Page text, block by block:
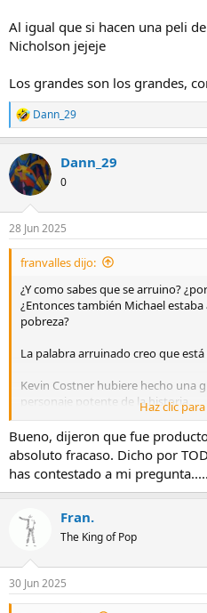
Al igual que si hacen una peli
Nicholson jejeje
Los grandes son los grandes,
R
e
c
c
i
e
s
Dann_29
Dann_29
0
28 Jun 2025
franvalles dijo:
¿Y como sabes que se arruino?
¿Entonces también Michael
pobreza?
La palabra arruinado creo que
Kevin Costner hubiere hecho una
personaje potente de la historia.
Al igual que si hacen una peli de
jejeje
Los grandes son los grandes, como
Haz clic
Bueno, dijeron que fue
absoluto fracaso. Dicho por
has contestado a mi pregunta.....
Fran.
The King of Pop
30 Jun 2025